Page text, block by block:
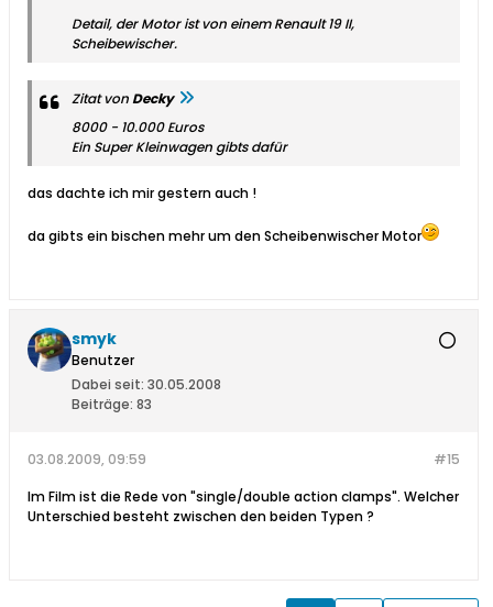
Detail, der Motor ist von einem Renault 19 II,
Scheibewischer.
Zitat vonDecky
8000 - 10.000 Euros
Ein Super Kleinwagen gibts dafür
das dachte ich mir gestern auch !
da gibts ein bischen mehr um den Scheibenwischer Motor
smyk
Benutzer
Dabei seit: 30.05.2008
Beiträge: 83
#15
03.08.2009, 09:59
Im Film ist die Rede von "single/double action clamps". Welcher
Unterschied besteht zwischen den beiden Typen ?